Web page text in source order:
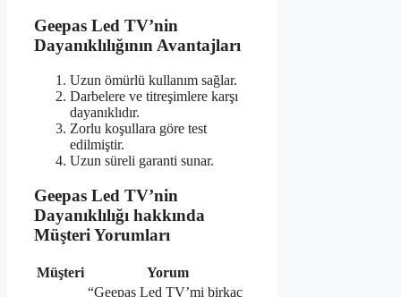
Geepas Led TV’nin
Dayanıklılığının Avantajları
Uzun ömürlü kullanım sağlar.
Darbelere ve titreşimlere karşı
dayanıklıdır.
Zorlu koşullara göre test
edilmiştir.
Uzun süreli garanti sunar.
Geepas Led TV’nin
Dayanıklılığı hakkında
Müşteri Yorumları
Müşteri Yorum
“Geepas Led TV’mi birkaç